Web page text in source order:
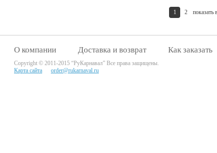
1 2 показать
О компании Доставка и возврат Как заказать
Copyright © 2011-2015 “РуКарнавал” Все права защищены.
Карта сайта
order@rukarnaval.ru